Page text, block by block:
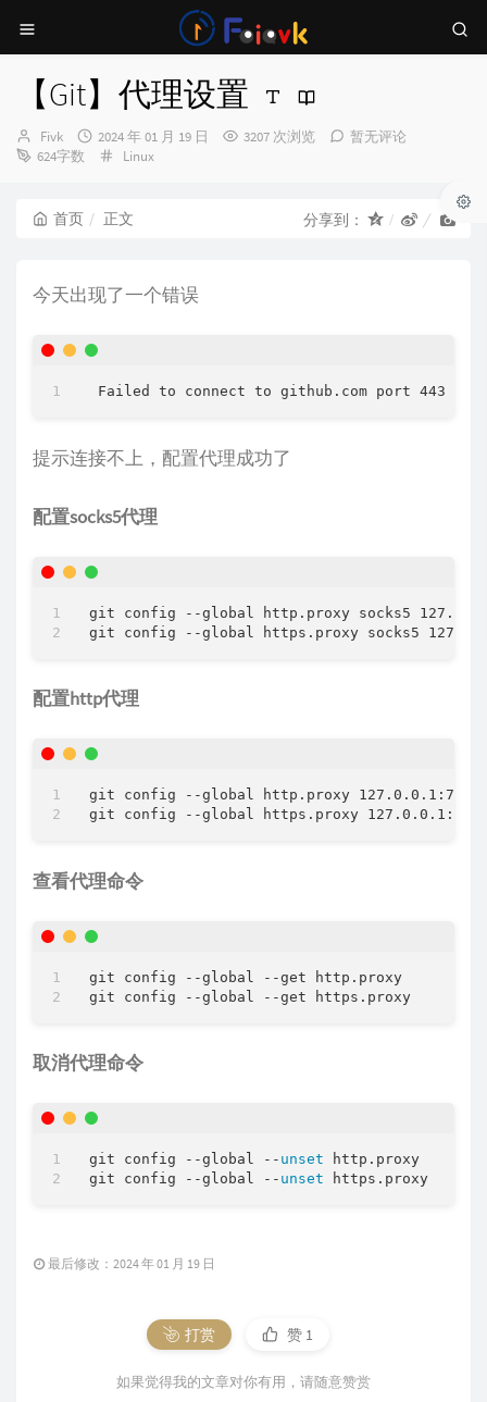
【Git】代理设置
博
主：
Fivk
发
布
2024 年 01 月 19 日 3207 次浏览
暂无评论
624字数
分
Linux
首页 正文 分享到：
今天出现了一个错误
提示连接不上，配置代理成功了
配置socks5代理
git config --global http.proxy socks5
配置http代理
git config --global http.proxy 127.0.0.1:7890
查看代理命令
git config --global --get http.proxy
取消代理命令
git config --global -- unset http.proxy
git config --global -- unset
最后修改：2024 年 01 月 19 日
打赏 赞 1
如果觉得我的文章对你有用，请随意赞赏